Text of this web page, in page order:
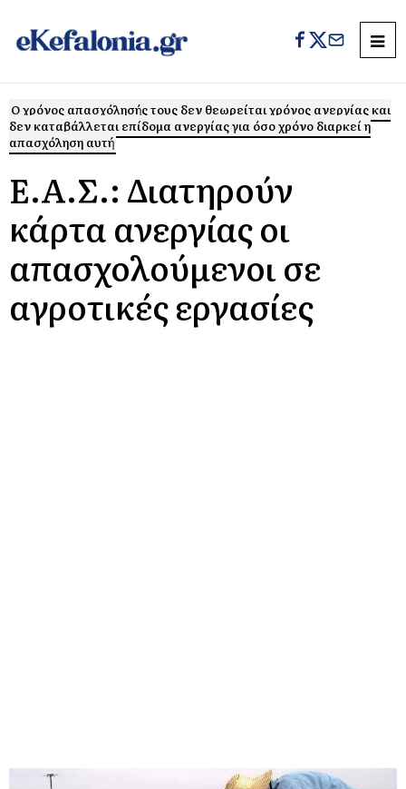
Ο χρόνος απασχόλησής τους δεν θεωρείται χρόνος ανεργίας και
δεν καταβάλλεται επίδομα ανεργίας για όσο χρόνο διαρκεί η
απασχόληση αυτή
Ε.Α.Σ.: Διατηρούν
κάρτα ανεργίας οι
απασχολούμενοι σε
αγροτικές εργασίες